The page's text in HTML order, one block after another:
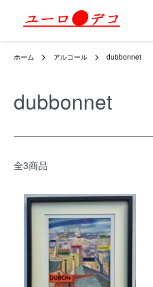
ホーム アルコール dubbonnet
dubbonnet
全3商品